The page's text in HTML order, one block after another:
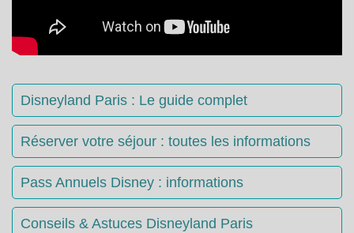
Disneyland Paris : Le guide complet
Réserver votre séjour : toutes les informations
Pass Annuels Disney : informations
Conseils & Astuces Disneyland Paris